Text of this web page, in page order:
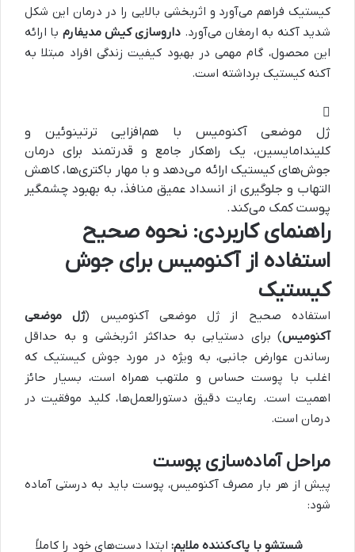
کیستیک فراهم می‌آورد و اثربخشی بالایی را در درمان این شکل
شدید آکنه به ارمغان می‌آورد. داروسازی کیش مدیفارم با ارائه
این محصول، گام مهمی در بهبود کیفیت زندگی افراد مبتلا به
آکنه کیستیک برداشته است.
ژل موضعی آکنومیس با هم‌افزایی ترتینوئین و
کلیندامایسین، یک راهکار جامع و قدرتمند برای درمان
جوش‌های کیستیک ارائه می‌دهد و با مهار باکتری‌ها، کاهش
التهاب و جلوگیری از انسداد عمیق منافذ، به بهبود چشمگیر
پوست کمک می‌کند.
راهنمای کاربردی: نحوه صحیح
استفاده از آکنومیس برای جوش
کیستیک
استفاده صحیح از ژل موضعی آکنومیس (ژل موضعی
آکنومیس) برای دستیابی به حداکثر اثربخشی و به حداقل
رساندن عوارض جانبی، به ویژه در مورد جوش کیستیک که
اغلب با پوست حساس و ملتهب همراه است، بسیار حائز
اهمیت است. رعایت دقیق دستورالعمل‌ها، کلید موفقیت در
درمان است.
مراحل آماده‌سازی پوست
پیش از هر بار مصرف آکنومیس، پوست باید به درستی آماده
شود:
شستشو با پاک‌کننده ملایم: ابتدا دست‌های خود را کاملاً